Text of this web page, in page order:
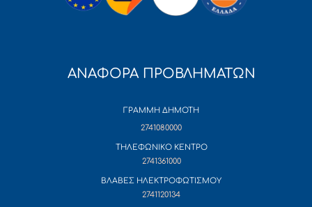
ΑΝΑΦΟΡΑ ΠΡΟΒΛΗΜΑΤΩΝ
ΓΡΑΜΜΗ ΔΗΜΟΤΗ
2741080000
ΤΗΛΕΦΩΝΙΚΟ ΚΕΝΤΡΟ
2741361000
ΒΛΑΒΕΣ ΗΛΕΚΤΡΟΦΩΤΙΣΜΟΥ
2741120134